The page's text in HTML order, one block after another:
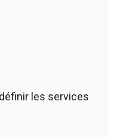
les services